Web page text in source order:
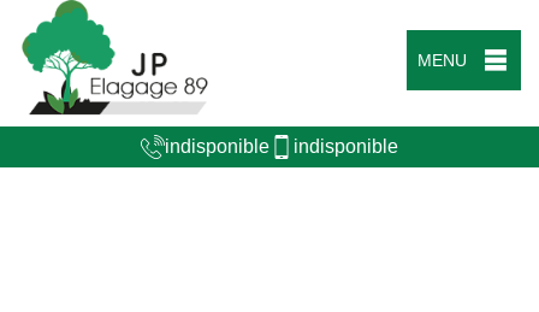
MENU
indisponible indisponible